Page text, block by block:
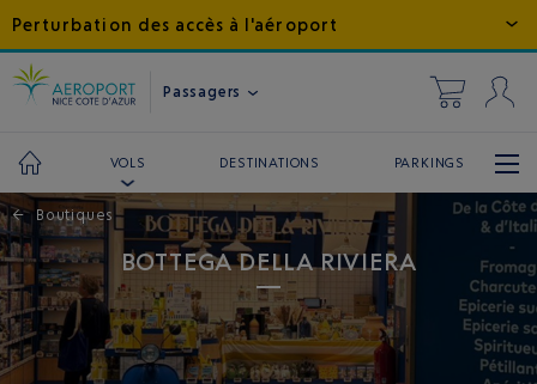
Perturbation des accès à l'aéroport
Passagers
VOLS DESTINATIONS PARKINGS
← Boutiques
BOTTEGA DELLA RIVIERA